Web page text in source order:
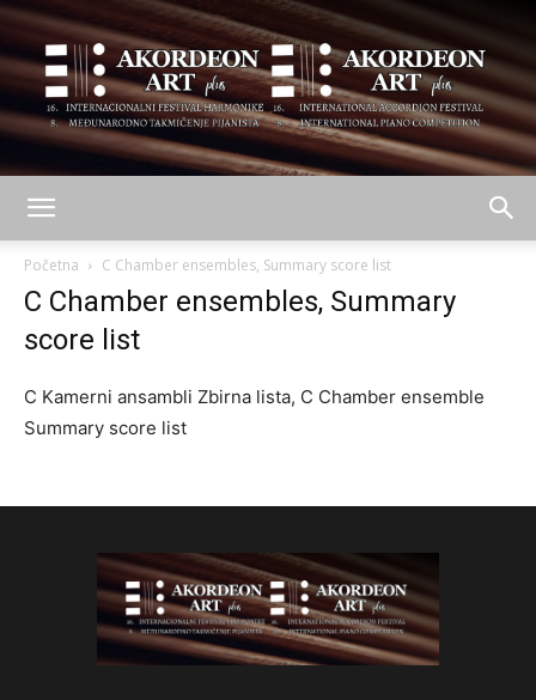
Početna C Chamber ensembles, Summary score list
C Chamber ensembles, Summary
score list
C Kamerni ansambli Zbirna lista, C Chamber ensemble
Summary score list